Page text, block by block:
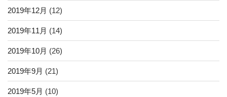
2019年12月 (12)
2019年11月 (14)
2019年10月 (26)
2019年9月 (21)
2019年5月 (10)